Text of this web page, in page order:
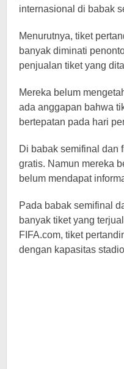
internasional di babak
Menurutnya, tiket
banyak diminati
penjualan tiket yang
Mereka belum
ada anggapan bahwa
bertepatan pada hari
Di babak semifinal dan
gratis. Namun mereka
belum mendapat
Pada babak semifinal
banyak tiket yang
FIFA.com, tiket
dengan kapasitas